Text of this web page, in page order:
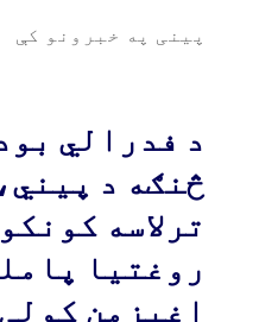
پینی په خبرونو کې
د فدرالي
څنګه د
ترلاسه
روغتیا
اغیزمن